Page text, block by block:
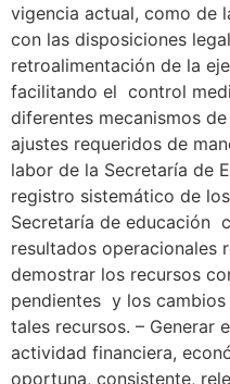
vigencia actual, como de
con las disposiciones
retroalimentación de la
facilitando el control
diferentes mecanismos
ajustes requeridos de
labor de la Secretaría de
registro sistemático de
Secretaría de educación
resultados operacionales
demostrar los recursos
pendientes y los
tales recursos. – Generar
actividad financiera,
oportuna, consistente,